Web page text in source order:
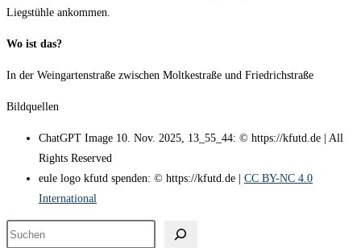
Liegstühle ankommen.
Wo ist das?
In der Weingartenstraße zwischen Moltkestraße und Friedrichstraße
Bildquellen
ChatGPT Image 10. Nov. 2025, 13_55_44: © https://kfutd.de | All
Rights Reserved
eule logo kfutd spenden: © https://kfutd.de | CC BY-NC 4.0
International
Suchen